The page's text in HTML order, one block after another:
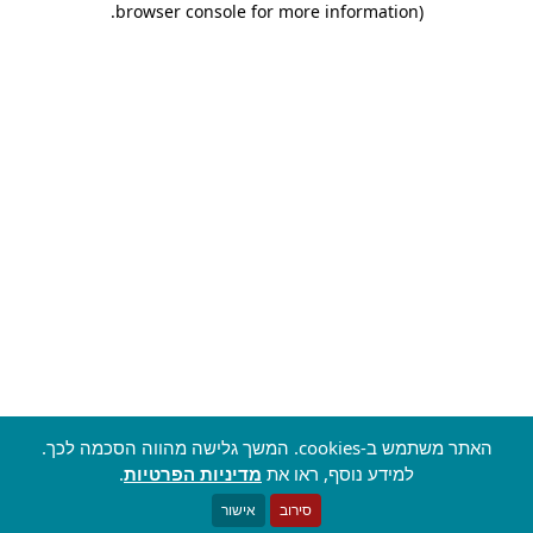
browser console for more information)
.
האתר משתמש ב-cookies. המשך גלישה מהווה הסכמה לכך.
למידע נוסף, ראו את מדיניות הפרטיות.
סירוב אישור